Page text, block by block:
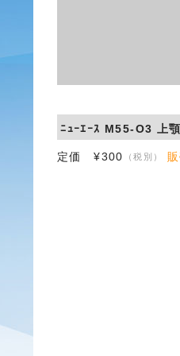
ﾆｭｰｴｰｽ M55-O3 上顎
定価 ¥300 （税別）